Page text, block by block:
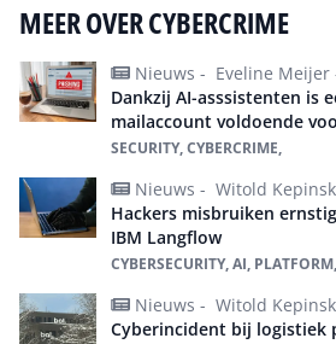
MEER OVER CYBERCRIME
Nieuws - Eveline Meijer
Dankzij AI-asssistenten is
mailaccount voldoende
SECURITY, CYBERCRIME,
Nieuws - Witold
Hackers misbruiken
IBM Langflow
CYBERSECURITY, AI,
Nieuws - Witold
Cyberincident bij